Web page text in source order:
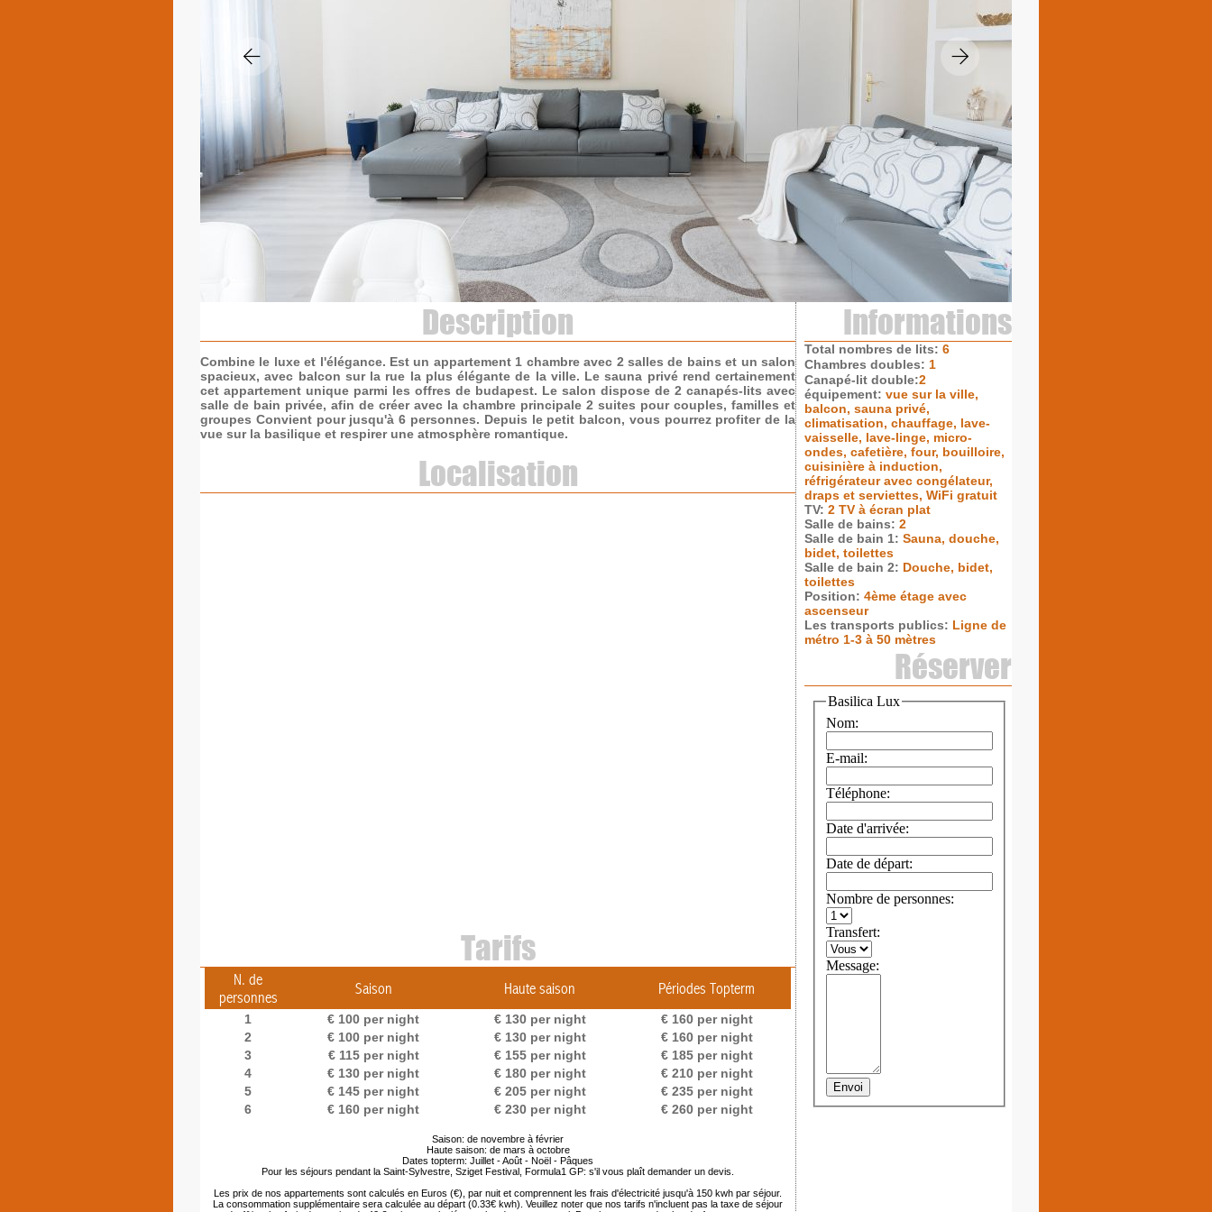
Informations
Total nombres de lits: 6
Chambres doubles: 1
Canapé-lit double:2
équipement: vue sur la ville,
balcon, sauna privé,
climatisation, chauffage, lave-
vaisselle, lave-linge, micro-
ondes, cafetière, four, bouilloire,
cuisinière à induction,
réfrigérateur avec congélateur,
draps et serviettes, WiFi gratuit
TV: 2 TV à écran plat
Salle de bains: 2
Salle de bain 1: Sauna, douche,
bidet, toilettes
Salle de bain 2: Douche, bidet,
toilettes
Position: 4ème étage avec
ascenseur
Les transports publics: Ligne de
métro 1-3 à 50 mètres
Réserver
Description
Combine le luxe et l'élégance. Est un appartement 1 chambre avec 2 salles de bains et un salon
spacieux, avec balcon sur la rue la plus élégante de la ville. Le sauna privé rend certainement
cet appartement unique parmi les offres de budapest. Le salon dispose de 2 canapés-lits avec
salle de bain privée, afin de créer avec la chambre principale 2 suites pour couples, familles et
groupes Convient pour jusqu'à 6 personnes. Depuis le petit balcon, vous pourrez profiter de la
vue sur la basilique et respirer une atmosphère romantique.
Localisation
Tarifs
N. de
personnes
Saison Haute saison Périodes Topterm
1 € 100 per night € 130 per night
€ 160 per night
2
€ 100 per night € 130 per night
€ 160 per night
3
€ 115 per night € 155 per night
€ 185 per night
4
€ 130 per night € 180 per night
€ 210 per night
5
€ 145 per night € 205 per night
€ 235 per night
6
€ 160 per night € 230 per night € 260 per night
Saison: de novembre à février
Haute saison: de mars à octobre
Dates topterm: Juillet - Août - Noël - Pâques
Pour les séjours pendant la Saint-Sylvestre, Sziget Festival, Formula1 GP: s'il vous plaît demander un devis.
Les prix de nos appartements sont calculés en Euros (€), par nuit et comprennent les frais d'électricité jusqu'à 150 kwh par séjour.
La consommation supplémentaire sera calculée au départ (0.33€ kwh). Veuillez noter que nos tarifs n'incluent pas la taxe de séjour